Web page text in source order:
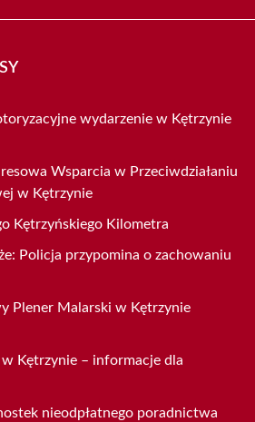
wydarzenie w Kętrzynie
Wsparcia w Przeciwdziałaniu
w Kętrzynie
Kętrzyńskiego Kilometra
Policja przypomina o zachowaniu
Plener Malarski w Kętrzynie
Kętrzynie – informacje dla
nieodpłatnego poradnictwa